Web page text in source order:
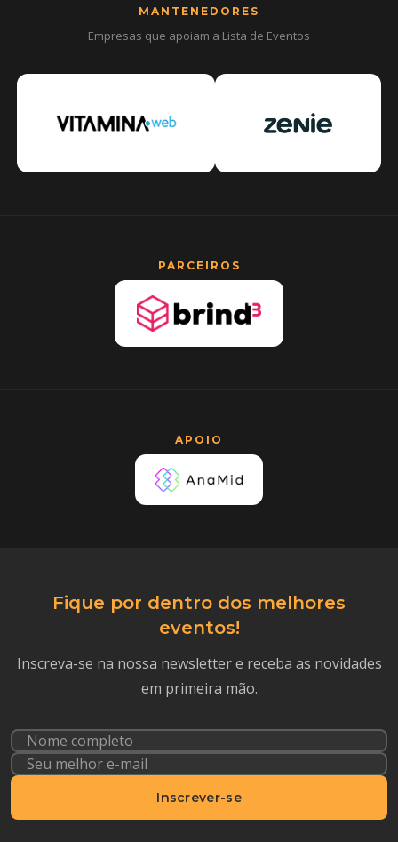
MANTENEDORES
Empresas que apoiam a Lista de Eventos
PARCEIROS
APOIO
Fique por dentro dos melhores
eventos!
Inscreva-se na nossa newsletter e receba as novidades
em primeira mão.
Inscrever-se